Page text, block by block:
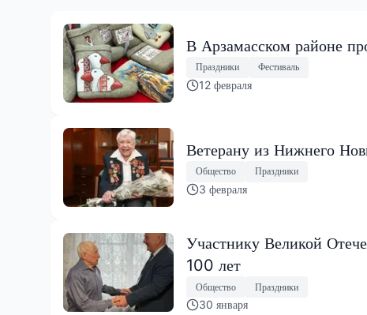
В Арзамасском районе
Праздники Фестиваль
12 февраля
Ветерану из Нижнего
Общество Праздники
3 февраля
Участнику Великой
100 лет
Общество Праздники
30 января